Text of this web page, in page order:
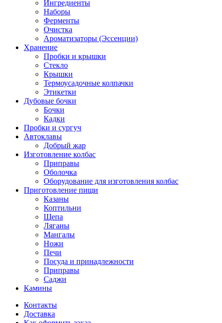
Ингредиенты
Наборы
Ферменты
Очистка
Ароматизаторы (Эссенции)
Хранение
Пробки и крышки
Стекло
Крышки
Термоусадочные колпачки
Этикетки
Дубовые бочки
Бочки
Кадки
Пробки и сургуч
Автоклавы
Добрый жар
Изготовление колбас
Приправы
Оболочка
Оборудование для изготовления колбас
Приготовление пищи
Казаны
Коптильни
Щепа
Ляганы
Мангалы
Ножи
Печи
Посуда и принадлежности
Приправы
Саджи
Камины
Контакты
Доставка